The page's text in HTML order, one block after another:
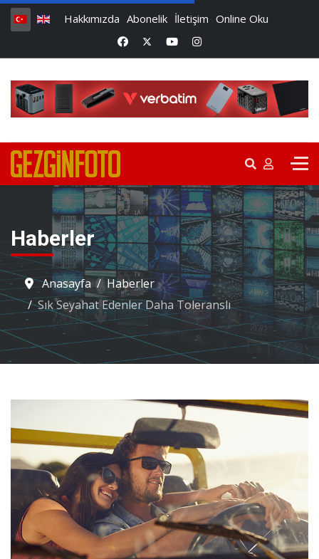
Hakkımızda Abonelik İletişim Online Oku
Haberler
Anasayfa
Haberler
Sık Seyahat Edenler Daha Toleranslı